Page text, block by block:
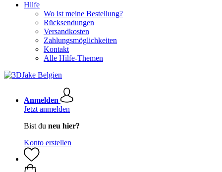
Hilfe
Wo ist meine Bestellung?
Rücksendungen
Versandkosten
Zahlungsmöglichkeiten
Kontakt
Alle Hilfe-Themen
Anmelden
Jetzt anmelden
Bist du neu hier?
Konto erstellen